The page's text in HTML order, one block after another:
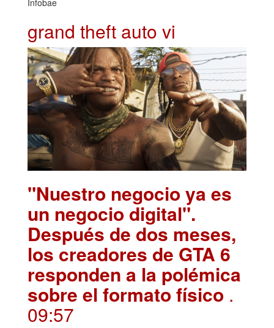
Infobae
grand theft auto vi
"Nuestro negocio ya es
un negocio digital".
Después de dos meses,
los creadores de GTA 6
responden a la polémica
sobre el formato físico .
09:57